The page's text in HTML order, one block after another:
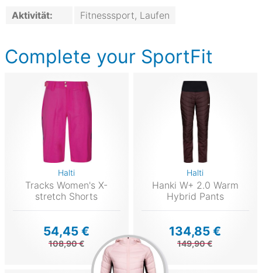
Aktivität:
Fitnesssport, Laufen
Complete your SportFit
Halti
Tracks Women's X-
stretch Shorts
54,45 €
108,90 €
Halti
Hanki W+ 2.0 Warm
Hybrid Pants
134,85 €
149,90 €